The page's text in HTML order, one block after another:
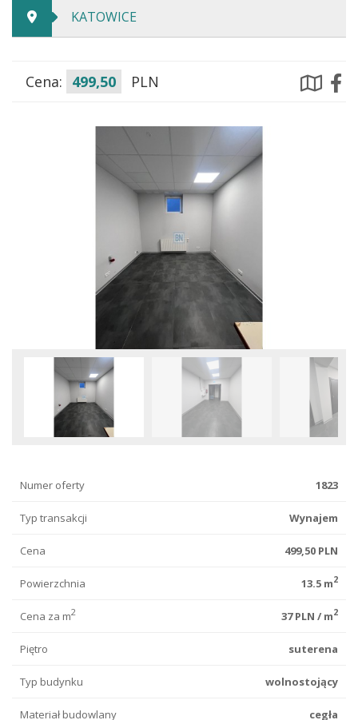
KATOWICE
Cena: 499,50 PLN
Numer oferty 1823
Typ transakcji Wynajem
Cena 499,50 PLN
Powierzchnia 13.5 m2
Cena za m2 37 PLN / m2
Piętro suterena
Typ budynku wolnostojący
Materiał budowlany cegła